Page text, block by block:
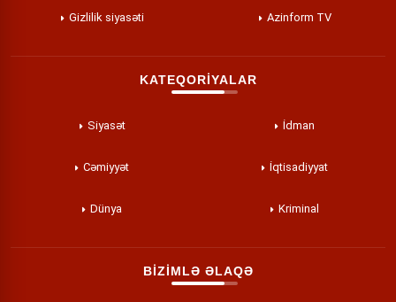
Gizlilik siyasəti Azinform TV
KATEQORİYALAR
Siyasət İdman
Cəmiyyət İqtisadiyyat
Dünya Kriminal
BİZİMLƏ ƏLAQƏ